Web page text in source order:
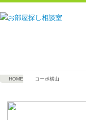
HOME コーポ横山